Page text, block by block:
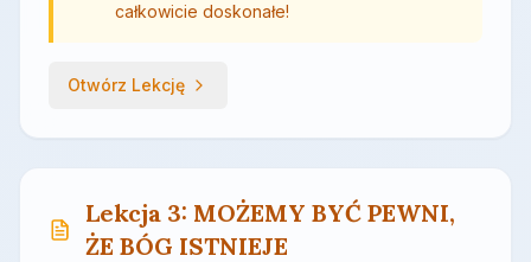
całkowicie doskonałe!
Otwórz Lekcję
Lekcja 3: MOŻEMY BYĆ PEWNI,
ŻE BÓG ISTNIEJE